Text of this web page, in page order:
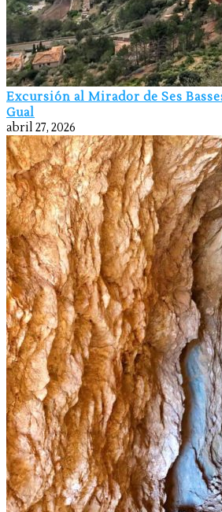
Excursión al Mirador de Ses
Gual
abril 27, 2026